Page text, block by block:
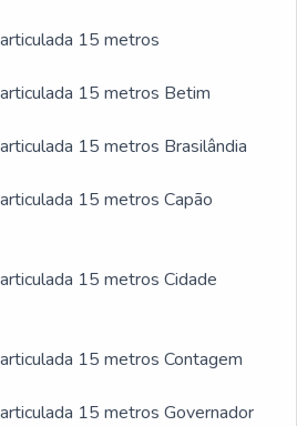
15 metros
15 metros Betim
15 metros Brasilândia
15 metros Capão
15 metros Cidade
15 metros Contagem
15 metros Governador